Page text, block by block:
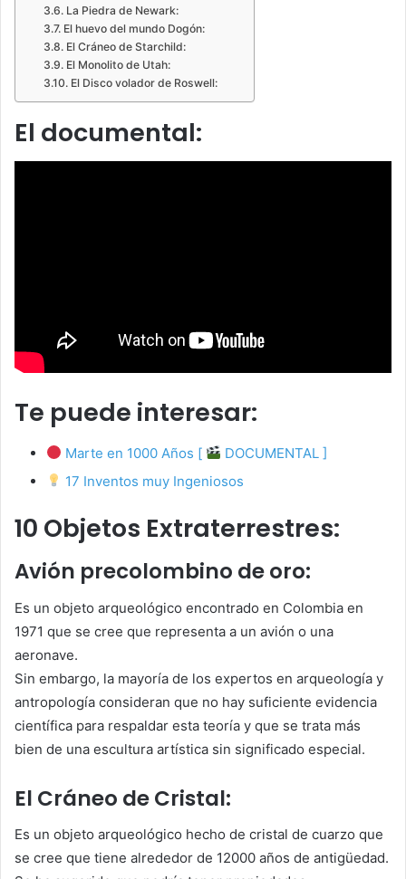
La Piedra de Newark:
El huevo del mundo Dogón:
El Cráneo de Starchild:
El Monolito de Utah:
El Disco volador de Roswell:
El documental:
Te puede interesar:
Marte en 1000 Años [
DOCUMENTAL ]
17 Inventos muy Ingeniosos
10 Objetos Extraterrestres:
Avión precolombino de oro:
Es un objeto arqueológico encontrado en Colombia en
1971 que se cree que representa a un avión o una
aeronave.
Sin embargo, la mayoría de los expertos en arqueología y
antropología consideran que no hay suficiente evidencia
científica para respaldar esta teoría y que se trata más
bien de una escultura artística sin significado especial.
El Cráneo de Cristal:
Es un objeto arqueológico hecho de cristal de cuarzo que
se cree que tiene alrededor de 12000 años de antigüedad.